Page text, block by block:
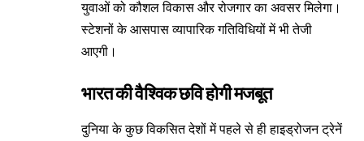
युवाओं को कौशल विकास और रोजगार का अवसर मिलेगा।
स्टेशनों के आसपास व्यापारिक गतिविधियों में भी तेजी
आएगी।
भारत की वैश्विक छवि होगी मजबूत
दुनिया के कुछ विकसित देशों में पहले से ही हाइड्रोजन ट्रेनें